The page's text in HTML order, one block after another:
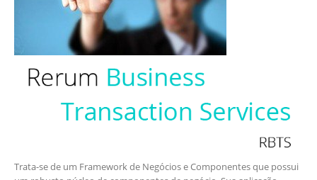
Trata-se de um Framework de Negócios e Componentes que possui